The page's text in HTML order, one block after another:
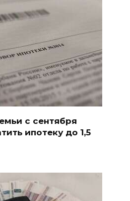
с сентября
ипотеку до 1,5